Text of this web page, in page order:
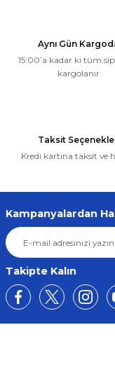
Aynı Gün
15:00’a kadar ki tüm
kargolanır
Taksit
Kredi kartına taksit ve
Kampanyalardan
Takipte Kalın